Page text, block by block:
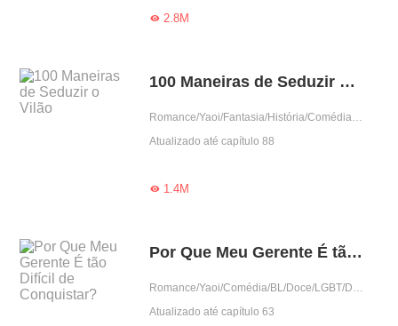
2.8M
100 Maneiras de Seduzir o Vilão
Romance/Yaoi/Fantasia/História/Comédia/BL/Doce/Reencarnação
Atualizado até capítulo 88
1.4M
Por Que Meu Gerente É tão Difícil de Conquistar?
Romance/Yaoi/Comédia/BL/Doce/LGBT/Drama/Predestinado/Ramo do entretenimento/Encantador
Atualizado até capítulo 63